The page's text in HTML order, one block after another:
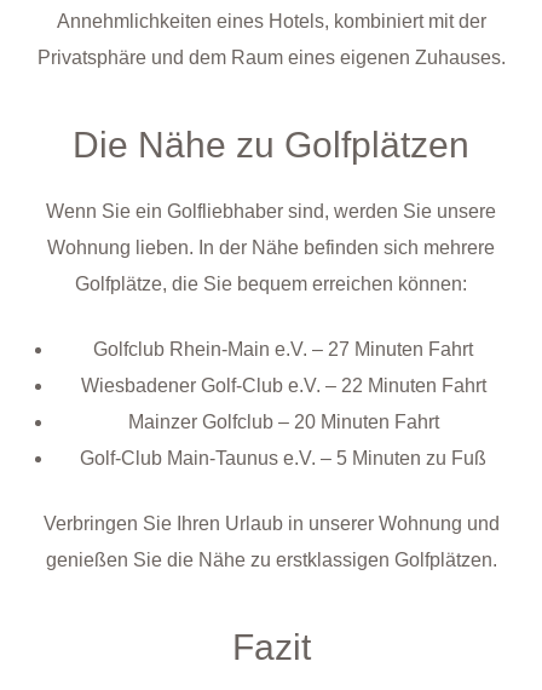
Annehmlichkeiten eines Hotels, kombiniert mit der
Privatsphäre und dem Raum eines eigenen Zuhauses.
Die Nähe zu Golfplätzen
Wenn Sie ein Golfliebhaber sind, werden Sie unsere
Wohnung lieben. In der Nähe befinden sich mehrere
Golfplätze, die Sie bequem erreichen können:
Golfclub Rhein-Main e.V. – 27 Minuten Fahrt
Wiesbadener Golf-Club e.V. – 22 Minuten Fahrt
Mainzer Golfclub – 20 Minuten Fahrt
Golf-Club Main-Taunus e.V. – 5 Minuten zu Fuß
Verbringen Sie Ihren Urlaub in unserer Wohnung und
genießen Sie die Nähe zu erstklassigen Golfplätzen.
Fazit